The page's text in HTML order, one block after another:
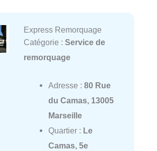
Express Remorquage
Catégorie : Service de
remorquage
Adresse : 80 Rue
du Camas, 13005
Marseille
Quartier : Le
Camas, 5e